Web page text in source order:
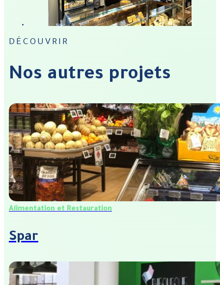
DÉCOUVRIR
Nos autres projets
Alimentation et Restauration
Spar